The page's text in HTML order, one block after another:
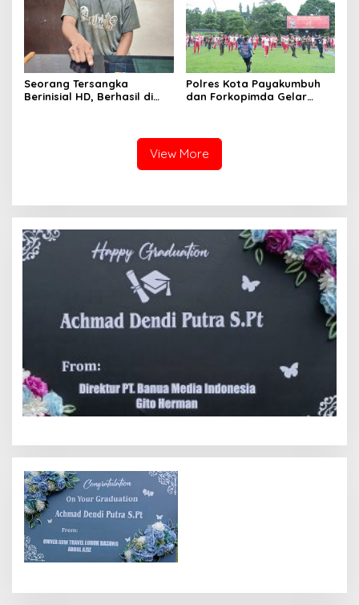
Seorang Tersangka
Berinisial HD, Berhasil di
Apakah Ada Jaringan
Polres Kota Payakumbuh
dan Forkopimda Gelar
Sinergitas Bersama
View More